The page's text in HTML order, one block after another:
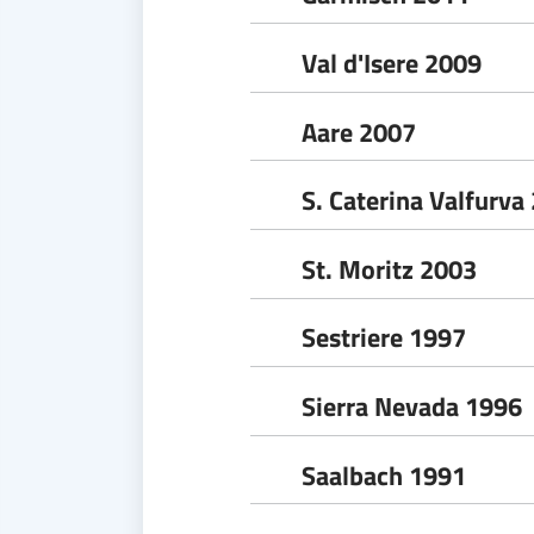
Val d'Isere 2009
Aare 2007
S. Caterina Valfurva
St. Moritz 2003
Sestriere 1997
Sierra Nevada 1996
Saalbach 1991